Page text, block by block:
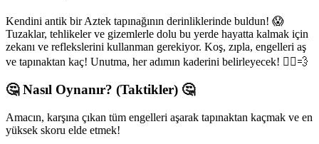
Kendini antik bir Aztek tapınağının derinliklerinde buldun! 😱
Tuzaklar, tehlikeler ve gizemlerle dolu bu yerde hayatta kalmak için
zekanı ve reflekslerini kullanman gerekiyor. Koş, zıpla, engelleri aş
ve tapınaktan kaç! Unutma, her adımın kaderini belirleyecek! 🏃‍♂️💨
🤔 Nasıl Oynanır? (Taktikler) 🤔
Amacın, karşına çıkan tüm engelleri aşarak tapınaktan kaçmak ve en
yüksek skoru elde etmek!